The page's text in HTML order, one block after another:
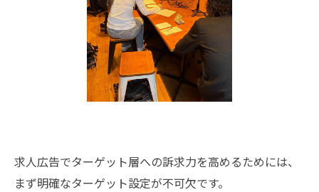
求人広告でターゲット層への訴求力を高めるためには、
まず明確なターゲット設定が不可欠です。